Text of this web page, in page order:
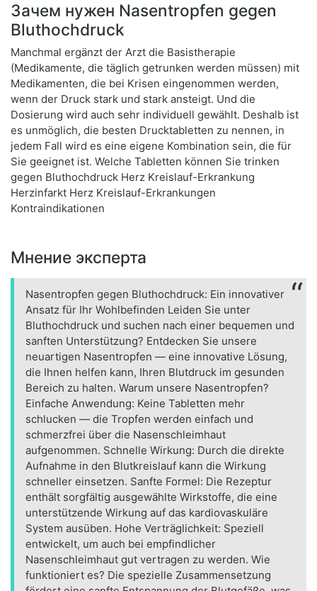
Зачем нужен Nasentropfen gegen
Bluthochdruck
Manchmal ergänzt der Arzt die Basistherapie
(Medikamente, die täglich getrunken werden müssen) mit
Medikamenten, die bei Krisen eingenommen werden,
wenn der Druck stark und stark ansteigt. Und die
Dosierung wird auch sehr individuell gewählt. Deshalb ist
es unmöglich, die besten Drucktabletten zu nennen, in
jedem Fall wird es eine eigene Kombination sein, die für
Sie geeignet ist. Welche Tabletten können Sie trinken
gegen Bluthochdruck Herz Kreislauf-Erkrankung
Herzinfarkt Herz Kreislauf-Erkrankungen
Kontraindikationen
Мнение эксперта
Nasentropfen gegen Bluthochdruck: Ein innovativer
Ansatz für Ihr Wohlbefinden Leiden Sie unter
Bluthochdruck und suchen nach einer bequemen und
sanften Unterstützung? Entdecken Sie unsere
neuartigen Nasentropfen — eine innovative Lösung,
die Ihnen helfen kann, Ihren Blutdruck im gesunden
Bereich zu halten. Warum unsere Nasentropfen?
Einfache Anwendung: Keine Tabletten mehr
schlucken — die Tropfen werden einfach und
schmerzfrei über die Nasenschleimhaut
aufgenommen. Schnelle Wirkung: Durch die direkte
Aufnahme in den Blutkreislauf kann die Wirkung
schneller einsetzen. Sanfte Formel: Die Rezeptur
enthält sorgfältig ausgewählte Wirkstoffe, die eine
unterstützende Wirkung auf das kardiovaskuläre
System ausüben. Hohe Verträglichkeit: Speziell
entwickelt, um auch bei empfindlicher
Nasenschleimhaut gut vertragen zu werden. Wie
funktioniert es? Die spezielle Zusammensetzung